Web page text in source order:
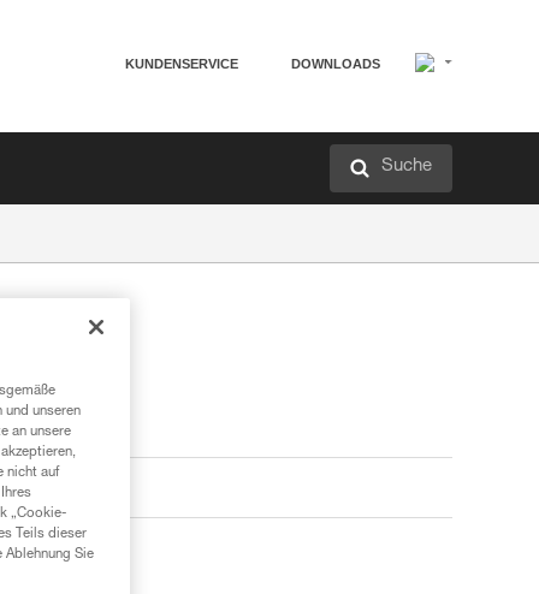
KUNDENSERVICE DOWNLOADS
Suche
und unseren
an unsere
nicht auf
„Cookie-
Teils dieser
Ablehnung Sie